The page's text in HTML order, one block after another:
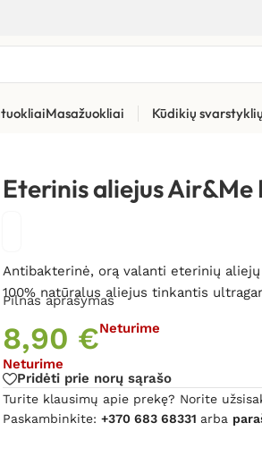
Masažuokliai Kūdikių
aliejus Air&Me Pure Air
Eterinis aliejus Air&Me
Antibakterinė, orą valanti eterinių
100% natūralus aliejus tinkantis
Pilnas aprašymas
8,90 €Neturime
Neturime
Pridėti prie norų sąrašo
Turite klausimų apie prekę? Norite
Paskambinkite:+370 683 68331 arba